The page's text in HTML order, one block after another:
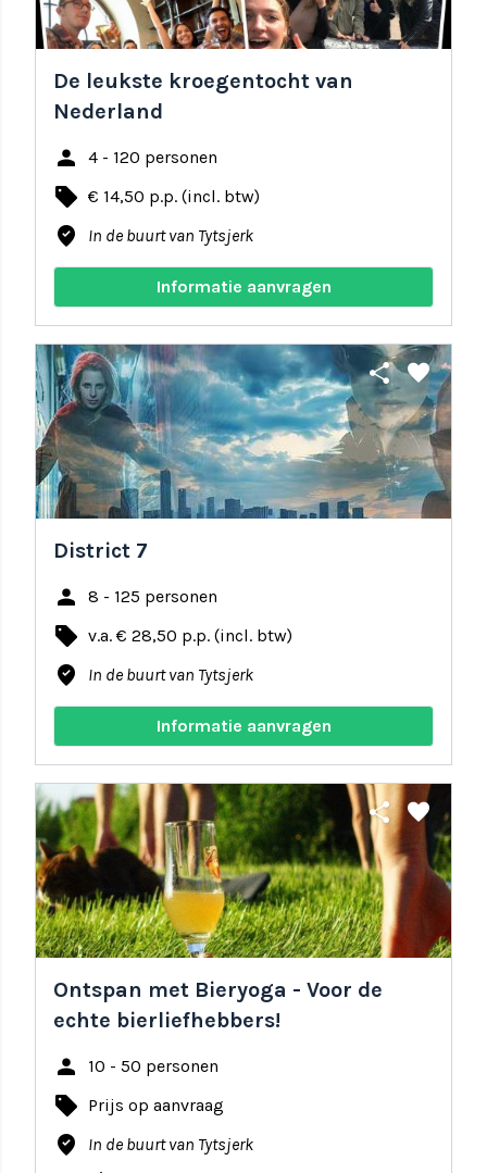
De leukste kroegentocht van
Nederland
person 4 - 120 personen
local_offer € 14,50 p.p. (incl. btw)
where_to_vote In de buurt van Tytsjerk
Informatie aanvragen
share favorite
District 7
person 8 - 125 personen
local_offer v.a. € 28,50 p.p. (incl. btw)
where_to_vote In de buurt van Tytsjerk
Informatie aanvragen
share favorite
Ontspan met Bieryoga - Voor de
echte bierliefhebbers!
person 10 - 50 personen
local_offer Prijs op aanvraag
where_to_vote In de buurt van Tytsjerk